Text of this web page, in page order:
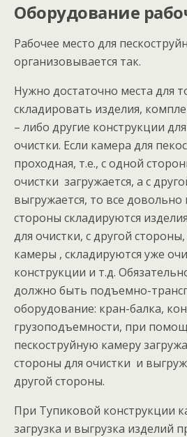
Оборудование
Рабочее место для
организовывается так.
Нужно достаточно места для
складировать изделия,
– либо другие конструкции
очистки. Если камера для
проходная, т.е., с одной
очистки загружается, а с
выгружается, то все
стороны складируются
для очистки, с другой
камеры , складируются уже
конструкции и т.д.
должно быть подъемно-
оборудование: кран-балка,
грузоподъемности, при
пескоструйную камеру
стороны для очистки и
другой стороны.
При Тупиковой конструкции
загрузка и выгрузка изделий